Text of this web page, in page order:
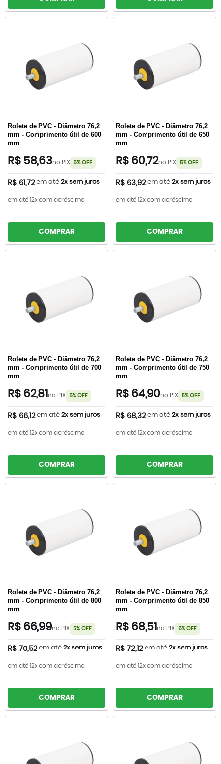
Rolete de PVC - Diâmetro 76,2
mm - Comprimento útil de 600
mm
R$ 58,63no PIX 5% OFF
R$ 61,72 em até 2x sem juros
em até 12x com acréscimo
COMPRAR
Rolete de PVC - Diâmetro 76,2
mm - Comprimento útil de 650
mm
R$ 60,72no PIX 5% OFF
R$ 63,92 em até 2x sem juros
em até 12x com acréscimo
COMPRAR
Rolete de PVC - Diâmetro 76,2
mm - Comprimento útil de 700
mm
R$ 62,81 no PIX 5% OFF
R$ 66,12 em até 2x sem juros
em até 12x com acréscimo
COMPRAR
Rolete de PVC - Diâmetro 76,2
mm - Comprimento útil de 750
mm
R$ 64,90no PIX 5% OFF
R$ 68,32 em até 2x sem juros
em até 12x com acréscimo
COMPRAR
Rolete de PVC - Diâmetro 76,2
mm - Comprimento útil de 800
mm
R$ 66,99no PIX 5% OFF
R$ 70,52 em até 2x sem juros
em até 12x com acréscimo
COMPRAR
Rolete de PVC - Diâmetro 76,2
mm - Comprimento útil de 850
mm
R$ 68,51 no PIX 5% OFF
R$ 72,12 em até 2x sem juros
em até 12x com acréscimo
COMPRAR